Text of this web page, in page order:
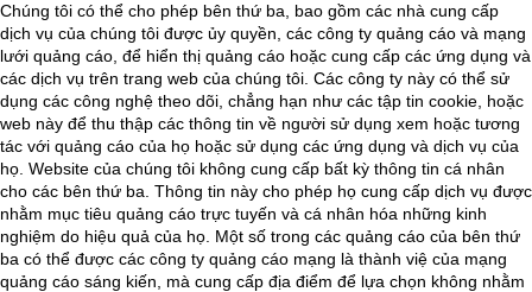
Chúng tôi có thể cho phép bên thứ ba, bao gồm các nhà cung cấp
dịch vụ của chúng tôi được ủy quyền, các công ty quảng cáo và mạng
lưới quảng cáo, để hiển thị quảng cáo hoặc cung cấp các ứng dụng và
các dịch vụ trên trang web của chúng tôi. Các công ty này có thể sử
dụng các công nghệ theo dõi, chẳng hạn như các tập tin cookie, hoặc
web này để thu thập các thông tin về người sử dụng xem hoặc tương
tác với quảng cáo của họ hoặc sử dụng các ứng dụng và dịch vụ của
họ. Website của chúng tôi không cung cấp bất kỳ thông tin cá nhân
cho các bên thứ ba. Thông tin này cho phép họ cung cấp dịch vụ được
nhằm mục tiêu quảng cáo trực tuyến và cá nhân hóa những kinh
nghiệm do hiệu quả của họ. Một số trong các quảng cáo của bên thứ
ba có thể được các công ty quảng cáo mạng là thành việ của mạng
quảng cáo sáng kiến, mà cung cấp địa điểm để lựa chọn không nhằm